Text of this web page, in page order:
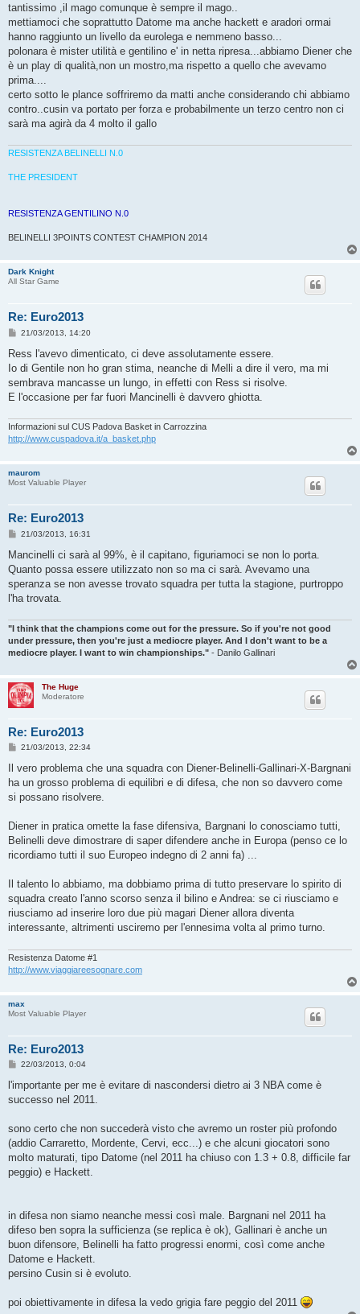
i
o
tantissimo ,il mago comunque è sempre il mago..
mettiamoci che soprattutto Datome ma anche hackett e aradori ormai
hanno raggiunto un livello da eurolega e nemmeno basso...
polonara è mister utilità e gentilino e' in netta ripresa...abbiamo Diener che
è un play di qualità,non un mostro,ma rispetto a quello che avevamo
prima....
certo sotto le plance soffriremo da matti anche considerando chi abbiamo
contro..cusin va portato per forza e probabilmente un terzo centro non ci
sarà ma agirà da 4 molto il gallo
RESISTENZA BELINELLI N.0
THE PRESIDENT
RESISTENZA GENTILINO N.0
BELINELLI 3POINTS CONTEST CHAMPION 2014
Dark Knight
All Star Game
Re: Euro2013
M
s
a
g
i
21/03/2013, 14:20
Ress l'avevo dimenticato, ci deve assolutamente essere.
Io di Gentile non ho gran stima, neanche di Melli a dire il vero, ma mi
sembrava mancasse un lungo, in effetti con Ress si risolve.
E l'occasione per far fuori Mancinelli è davvero ghiotta.
Informazioni sul CUS Padova Basket in Carrozzina
http://www.cuspadova.it/a_basket.php
maurom
Most Valuable Player
Re: Euro2013
M
s
a
g
i
21/03/2013, 16:31
Mancinelli ci sarà al 99%, è il capitano, figuriamoci se non lo porta.
Quanto possa essere utilizzato non so ma ci sarà. Avevamo una
speranza se non avesse trovato squadra per tutta la stagione, purtroppo
l'ha trovata.
"I think that the champions come out for the pressure. So if you're not good
under pressure, then you're just a mediocre player. And I don't want to be a
mediocre player. I want to win championships." - Danilo Gallinari
The Huge
Moderatore
Re: Euro2013
M
s
a
g
g
o
21/03/2013, 22:34
Il vero problema che una squadra con Diener-Belinelli-Gallinari-X-Bargnani
ha un grosso problema di equilibri e di difesa, che non so davvero come
si possano risolvere.
Diener in pratica omette la fase difensiva, Bargnani lo conosciamo tutti,
Belinelli deve dimostrare di saper difendere anche in Europa (penso ce lo
ricordiamo tutti il suo Europeo indegno di 2 anni fa) ...
Il talento lo abbiamo, ma dobbiamo prima di tutto preservare lo spirito di
squadra creato l'anno scorso senza il bilino e Andrea: se ci riusciamo e
riusciamo ad inserire loro due più magari Diener allora diventa
interessante, altrimenti usciremo per l'ennesima volta al primo turno.
Resistenza Datome #1
http://www.viaggiareesognare.com
max
Most Valuable Player
Re: Euro2013
M
s
a
i
o
22/03/2013, 0:04
l'importante per me è evitare di nascondersi dietro ai 3 NBA come è
successo nel 2011.
sono certo che non succederà visto che avremo un roster più profondo
(addio Carraretto, Mordente, Cervi, ecc...) e che alcuni giocatori sono
molto maturati, tipo Datome (nel 2011 ha chiuso con 1.3 + 0.8, difficile far
peggio) e Hackett.
in difesa non siamo neanche messi così male. Bargnani nel 2011 ha
difeso ben sopra la sufficienza (se replica è ok), Gallinari è anche un
buon difensore, Belinelli ha fatto progressi enormi, così come anche
Datome e Hackett.
persino Cusin si è evoluto.
poi obiettivamente in difesa la vedo grigia fare peggio del 2011